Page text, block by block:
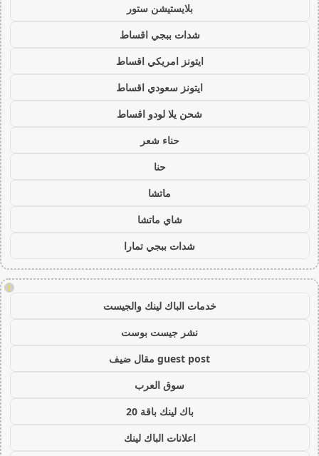
بلايستيشن ستور
شدات ببجي اقساط
ايتونز امريكي اقساط
ايتونز سعودي اقساط
شحن يلا لودو اقساط
حناء شعر
حنا
ماتشا
شاي ماتشا
شدات ببجي تمارا
!
خدمات الباك لينك والجيست
نشر جيست بوست
guest post مقال ضيف
سوق العرب
باك لينك باقة 20
اعلانات الباك لينك